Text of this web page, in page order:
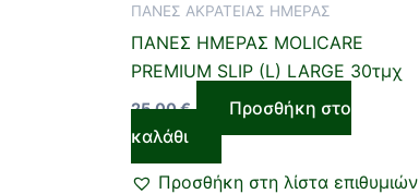
ΠΑΝΕΣ ΑΚΡΑΤΕΙΑΣ ΗΜΕΡΑΣ
ΠΑΝΕΣ ΗΜΕΡΑΣ MOLICARE
PREMIUM SLIP (L) LARGE 30τμχ
25,00€
Προσθήκη στο
καλάθι
Προσθήκη στη λίστα επιθυμιών